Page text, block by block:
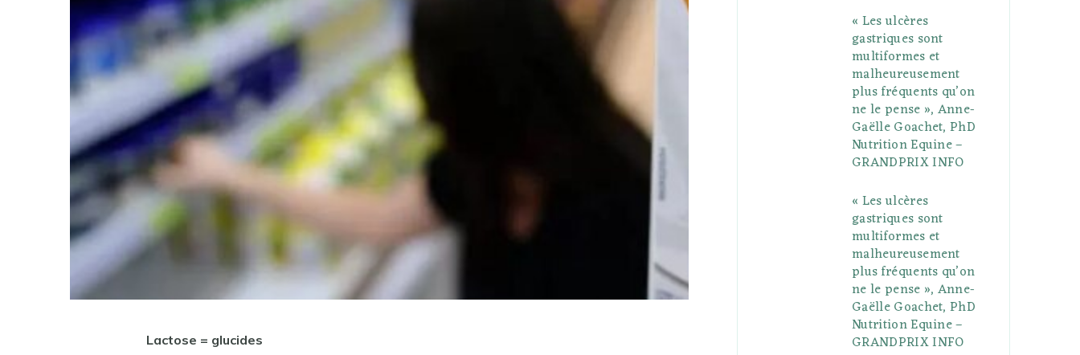
Lactose = glucides
e
P
u
s
g
r
a
r
e
s
« Les ulcères
gastriques sont
multiformes et
malheureusement
plus fréquents qu’on
ne le pense », Anne-
Gaëlle Goachet, PhD
Nutrition Equine –
GRANDPRIX INFO
« Les ulcères
gastriques sont
multiformes et
malheureusement
plus fréquents qu’on
ne le pense », Anne-
Gaëlle Goachet, PhD
Nutrition Equine –
GRANDPRIX INFO